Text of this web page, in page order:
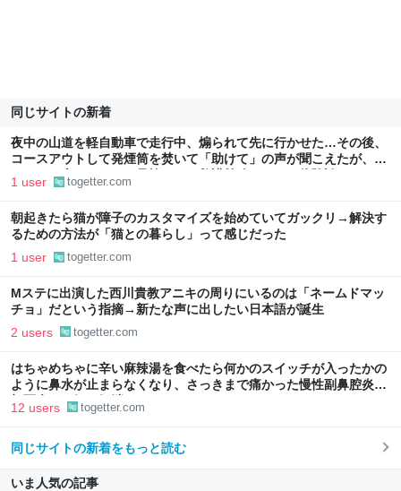
同じサイトの新着
夜中の山道を軽自動車で走行中、煽られて先に行かせた…その後、
コースアウトして発煙筒を焚いて「助けて」の声が聞こえたが、煽
っていた車だったので見捨てた→救護義務がある？体験談も
1 user togetter.com
朝起きたら猫が障子のカスタマイズを始めていてガックリ→解決す
るための方法が「猫との暮らし」って感じだった
1 user togetter.com
Mステに出演した西川貴教アニキの周りにいるのは「ネームドマッ
チョ」だという指摘→新たな声に出したい日本語が誕生
2 users togetter.com
はちゃめちゃに辛い麻辣湯を食べたら何かのスイッチが入ったかの
ように鼻水が止まらなくなり、さっきまで痛かった慢性副鼻腔炎の
顔面痛が一気に解消した
12 users togetter.com
同じサイトの新着をもっと読む
いま人気の記事